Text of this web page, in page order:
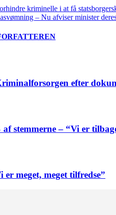
kriminelle i at få
– Nu afviser minister
efter
stemmerne – “Vi er
meget, meget tilfredse”